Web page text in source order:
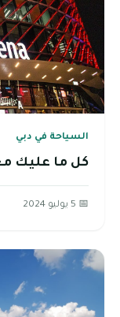
السياحة في دبي
كل ما عليك
📅 5 يوليو 2024